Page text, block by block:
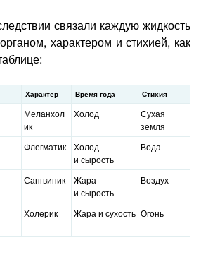
связали каждую жидкость
характером и стихией, как
Характер Время года Стихия
Меланхол
ик
Холод
Сухая
земля
Флегматик
Холод
и сырость
Вода
Сангвиник
Жара
и сырость
Воздух
Холерик Жара и сухость Огонь